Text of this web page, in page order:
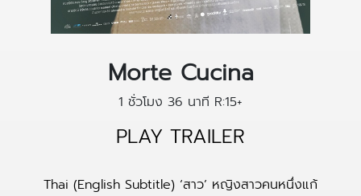
Morte Cucina
1 ชั่วโมง 36 นาที R:15+
PLAY TRAILER
Thai (English Subtitle) ‘สาว’ หญิงสาวคนหนึ่งแก้